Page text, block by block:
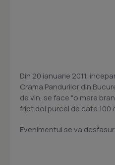
Din 20 ianuarie 2011,
Crama Pandurilor din
de vin, se face "o mare
fript doi purcei de cate 100
Evenimentul se va